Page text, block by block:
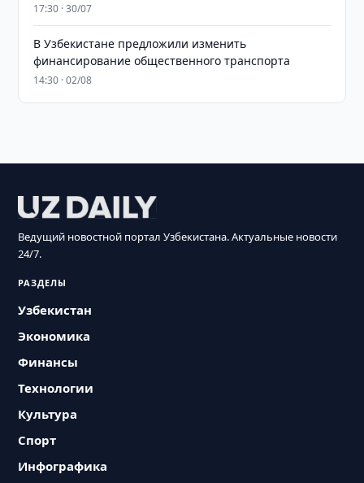
17:30 · 30/07
В Узбекистане предложили изменить
финансирование общественного транспорта
14:30 · 02/08
Ведущий новостной портал Узбекистана. Актуальные новости
24/7.
РАЗДЕЛЫ
Узбекистан
Экономика
Финансы
Технологии
Культура
Спорт
Инфографика